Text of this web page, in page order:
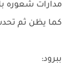
مدارات شعوره
كما يظن ثم
ببرود: